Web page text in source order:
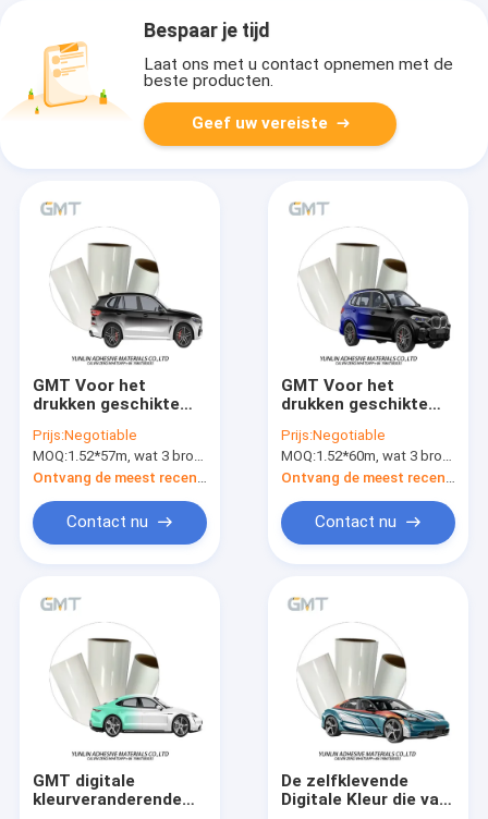
Bespaar je tijd
Laat ons met u contact opnemen met de
beste producten.
Geef uw vereiste
GMT Voor het
drukken geschikte
zwart-witte Film
1.52m van pvc van de
Autoomslag Vinyl het
Polymere Substituut
van 160g aan MPI
1105
Prijs:Negotiable
MOQ:1.52*57m, wat 3 broodjes van 1.52*19m betekent
Contact nu
GMT Voor het
drukken geschikte
blauwe en zwarte
Digitale Omslag
Vinyl160g 1.52m van
de Drukauto
Polymeer Substituut
aan MPI 1105
Prijs:Negotiable
MOQ:1.52*60m, wat 3 broodjes van 1.52*20m betekent
Contact nu
GMT digitale
kleurveranderende
De zelfklevende
Digitale Kleur die van